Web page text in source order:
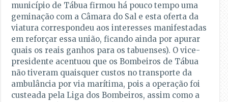
município de Tábua firmou há pouco tempo uma
geminação com a Câmara do Sal e esta oferta da
viatura correspondeu aos interesses manifestadas
em reforçar essa união, ficando ainda por apurar
quais os reais ganhos para os tabuenses). O vice-
presidente acentuou que os Bombeiros de Tábua
não tiveram quaisquer custos no transporte da
ambulância por via marítima, pois a operação foi
custeada pela Liga dos Bombeiros, assim como a